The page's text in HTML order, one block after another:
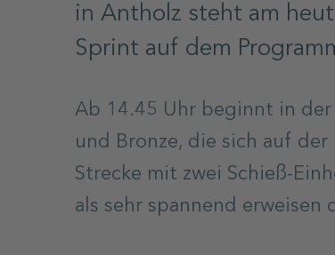
in Antholz steht am
Sprint auf dem
Ab 14.45 Uhr beginnt in
und Bronze, die sich auf der
Strecke mit zwei Schieß-
als sehr spannend erweisen